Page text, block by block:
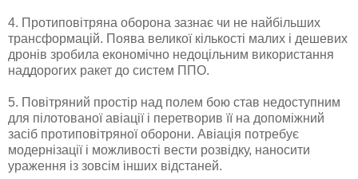
4. Протиповітряна оборона зазнає чи не найбільших
трансформацій. Поява великої кількості малих і дешевих
дронів зробила економічно недоцільним використання
наддорогих ракет до систем ППО.
5. Повітряний простір над полем бою став недоступним
для пілотованої авіації і перетворив її на допоміжний
засіб протиповітряної оборони. Авіація потребує
модернізації і можливості вести розвідку, наносити
ураження із зовсім інших відстаней.